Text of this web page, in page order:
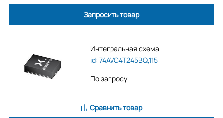
Запросить товар
Интегральная схема
id: 74AVC4T245BQ,115
По запросу
Сравнить товар